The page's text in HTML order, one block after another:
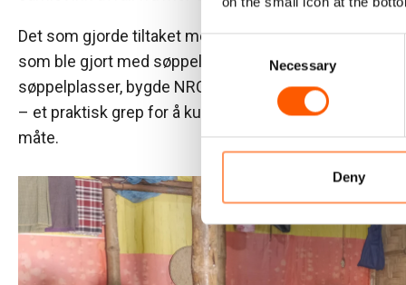
Consent
Selection
Necessary
Deny
Det som gjorde tiltaket meningsfullt, var ikke bare
som ble gjort med søppelet etterpå. I stedet for å
søppelplasser, bygde NRC Flyktninghjelpen et
– et praktisk grep for å kunne behandle biologisk
måte.